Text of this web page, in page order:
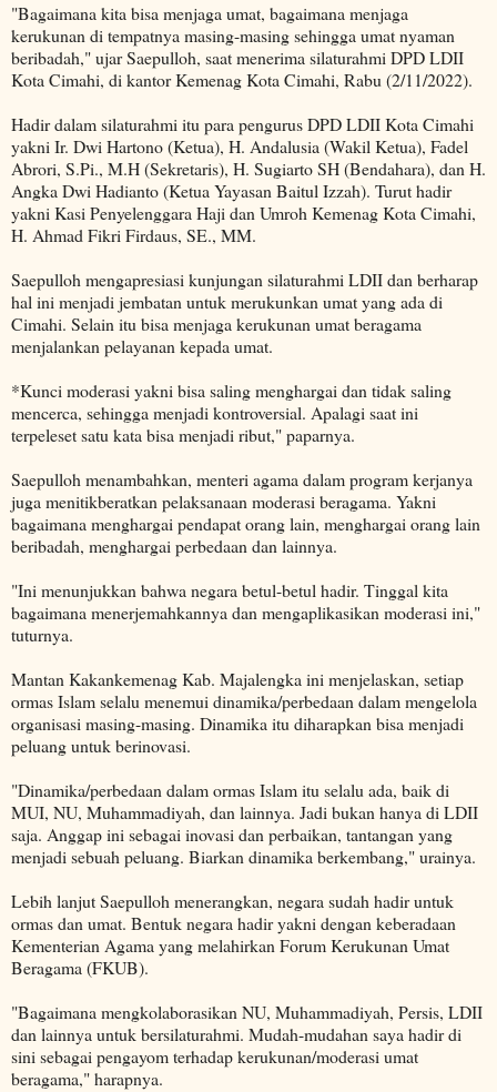
"Bagaimana kita bisa menjaga umat, bagaimana menjaga
kerukunan di tempatnya masing-masing sehingga umat nyaman
beribadah," ujar Saepulloh, saat menerima silaturahmi DPD LDII
Kota Cimahi, di kantor Kemenag Kota Cimahi, Rabu (2/11/2022).
Hadir dalam silaturahmi itu para pengurus DPD LDII Kota Cimahi
yakni Ir. Dwi Hartono (Ketua), H. Andalusia (Wakil Ketua), Fadel
Abrori, S.Pi., M.H (Sekretaris), H. Sugiarto SH (Bendahara), dan H.
Angka Dwi Hadianto (Ketua Yayasan Baitul Izzah). Turut hadir
yakni Kasi Penyelenggara Haji dan Umroh Kemenag Kota Cimahi,
H. Ahmad Fikri Firdaus, SE., MM.
Saepulloh mengapresiasi kunjungan silaturahmi LDII dan berharap
hal ini menjadi jembatan untuk merukunkan umat yang ada di
Cimahi. Selain itu bisa menjaga kerukunan umat beragama
menjalankan pelayanan kepada umat.
*Kunci moderasi yakni bisa saling menghargai dan tidak saling
mencerca, sehingga menjadi kontroversial. Apalagi saat ini
terpeleset satu kata bisa menjadi ribut," paparnya.
Saepulloh menambahkan, menteri agama dalam program kerjanya
juga menitikberatkan pelaksanaan moderasi beragama. Yakni
bagaimana menghargai pendapat orang lain, menghargai orang lain
beribadah, menghargai perbedaan dan lainnya.
"Ini menunjukkan bahwa negara betul-betul hadir. Tinggal kita
bagaimana menerjemahkannya dan mengaplikasikan moderasi ini,"
tuturnya.
Mantan Kakankemenag Kab. Majalengka ini menjelaskan, setiap
ormas Islam selalu menemui dinamika/perbedaan dalam mengelola
organisasi masing-masing. Dinamika itu diharapkan bisa menjadi
peluang untuk berinovasi.
"Dinamika/perbedaan dalam ormas Islam itu selalu ada, baik di
MUI, NU, Muhammadiyah, dan lainnya. Jadi bukan hanya di LDII
saja. Anggap ini sebagai inovasi dan perbaikan, tantangan yang
menjadi sebuah peluang. Biarkan dinamika berkembang," urainya.
Lebih lanjut Saepulloh menerangkan, negara sudah hadir untuk
ormas dan umat. Bentuk negara hadir yakni dengan keberadaan
Kementerian Agama yang melahirkan Forum Kerukunan Umat
Beragama (FKUB).
"Bagaimana mengkolaborasikan NU, Muhammadiyah, Persis, LDII
dan lainnya untuk bersilaturahmi. Mudah-mudahan saya hadir di
sini sebagai pengayom terhadap kerukunan/moderasi umat
beragama," harapnya.